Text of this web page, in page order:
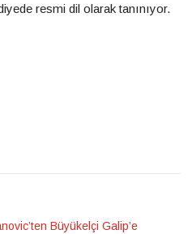
resmi dil olarak tanınıyor.
Büyükelçi Galip’e